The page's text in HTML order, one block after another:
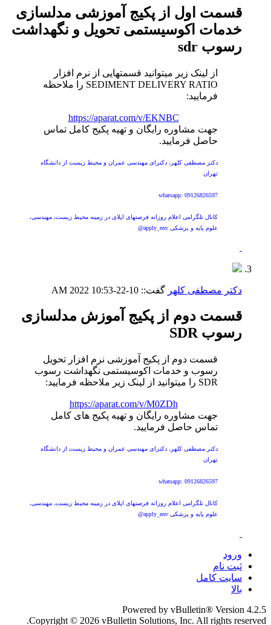
قسمت اول از پکیج آموزشی مدلسازی
خدمات اکوسیستمی تحویل و نگهداشت
رسوب sdr
از لینک زیر میتوانید قسمتهایی از نرم افزار
SEDIMENT DELIVERY RATIO را ملاحظه
فرمایید:
https://aparat.com/v/EKNBC
جهت مشاوره رایگان و تهیه پکیج کامل تماس
حاصل فرمایید.
دکتر مصطفی کلهر، دکترای مهندسی عمران و محیط زیست از دانشگاه
تهران
whatsapp: 09126826597
کانال تلگرامی اعلام روزانه فرصتهای اپلای در زمینه محیط زیست، مهندسی،
علوم پایه و پزشکی apply_env@
دکتر مصطفی کلهر گفت:: 10-22-2022
10:53 AM
قسمت دوم از پکیج آموزش مدلسازی
رسوب SDR
قسمت دوم از پکیج آموزشی نرم افزار تحویل
رسوب و خدمات اکوسیستمی نگهداشت رسوب
SDR را میتوانید از لینک زیر ملاحظه فرمایید:
https://aparat.com/v/M0ZDh
جهت مشاوره رایگان و تهیه پکیج های کامل
تماس حاصل فرمایید.
دکتر مصطفی کلهر، دکترای مهندسی عمران و محیط زیست از دانشگاه
تهران
whatsapp: 09126826597
کانال تلگرامی اعلام روزانه فرصتهای اپلای در زمینه محیط زیست، مهندسی،
علوم پایه و پزشکی apply_env@
ورود
ثبت نام
سایت کامل
بالا
Powered by vBulletin® Version 4.2.5
Copyright © 2026 vBulletin Solutions, Inc. All rights reserved.